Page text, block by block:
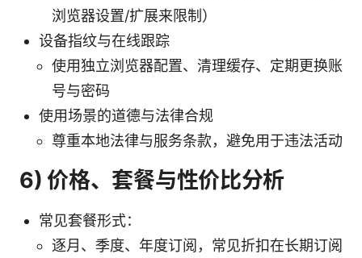
浏览器设置/扩展来限制）
设备指纹与在线跟踪
使用独立浏览器配置、清理缓存、定期更换账
号与密码
使用场景的道德与法律合规
尊重本地法律与服务条款，避免用于违法活动
6) 价格、套餐与性价比分析
常见套餐形式：
逐月、季度、年度订阅，常见折扣在长期订阅